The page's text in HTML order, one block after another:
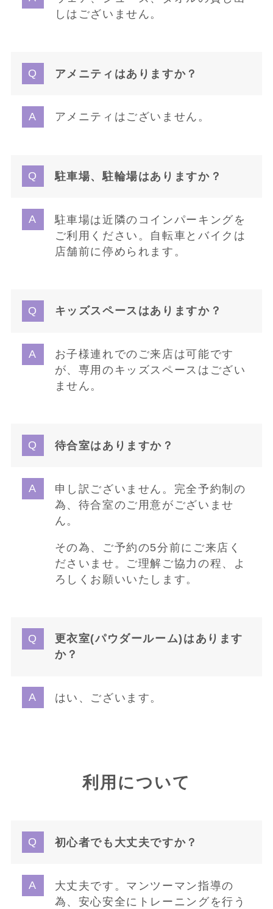
しはございません。
アメニティはありますか？
アメニティはございません。
駐車場、駐輪場はありますか？
駐車場は近隣のコインパーキングを
ご利用ください。自転車とバイクは
店舗前に停められます。
キッズスペースはありますか？
お子様連れでのご来店は可能です
が、専用のキッズスペースはござい
ません。
待合室はありますか？
申し訳ございません。完全予約制の
為、待合室のご用意がございませ
ん。
その為、ご予約の5分前にご来店く
ださいませ。ご理解ご協力の程、よ
ろしくお願いいたします。
更衣室(パウダールーム)はあります
か？
はい、ございます。
利用について
初心者でも大丈夫ですか？
大丈夫です。マンツーマン指導の
為、安心安全にトレーニングを行う